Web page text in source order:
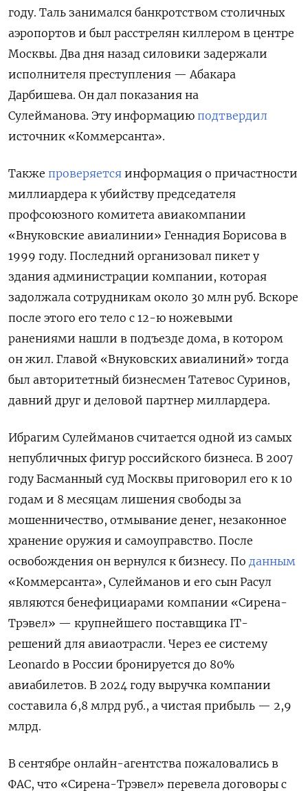
году. Таль занимался банкротством столичных
аэропортов и был расстрелян киллером в центре
Москвы. Два дня назад силовики задержали
исполнителя преступления — Абакара
Дарбишева. Он дал показания на
Сулейманова. Эту информацию подтвердил
источник «Коммерсанта».
Также проверяется информация о причастности
миллиардера к убийству председателя
профсоюзного комитета авиакомпании
«Внуковские авиалинии» Геннадия Борисова в
1999 году. Последний организовал пикет у
здания администрации компании, которая
задолжала сотрудникам около 30 млн руб. Вскоре
после этого его тело с 12-ю ножевыми
ранениями нашли в подъезде дома, в котором
он жил. Главой «Внуковских авиалиний» тогда
был авторитетный бизнесмен Татевос Суринов,
давний друг и деловой партнер миллардера.
Ибрагим Сулейманов считается одной из самых
непубличных фигур российского бизнеса. В 2007
году Басманный суд Москвы приговорил его к 10
годам и 8 месяцам лишения свободы за
мошенничество, отмывание денег, незаконное
хранение оружия и самоуправство. После
освобождения он вернулся к бизнесу. По данным
«Коммерсанта», Сулейманов и его сын Расул
являются бенефициарами компании «Сирена-
Трэвел» — крупнейшего поставщика IT-
решений для авиаотрасли. Через ее систему
Leonardo в России бронируется до 80%
авиабилетов. В 2024 году выручка компании
составила 6,8 млрд руб., а чистая прибыль — 2,9
млрд.
В сентябре онлайн-агентства пожаловались в
ФАС, что «Сирена-Трэвел» перевела договоры с